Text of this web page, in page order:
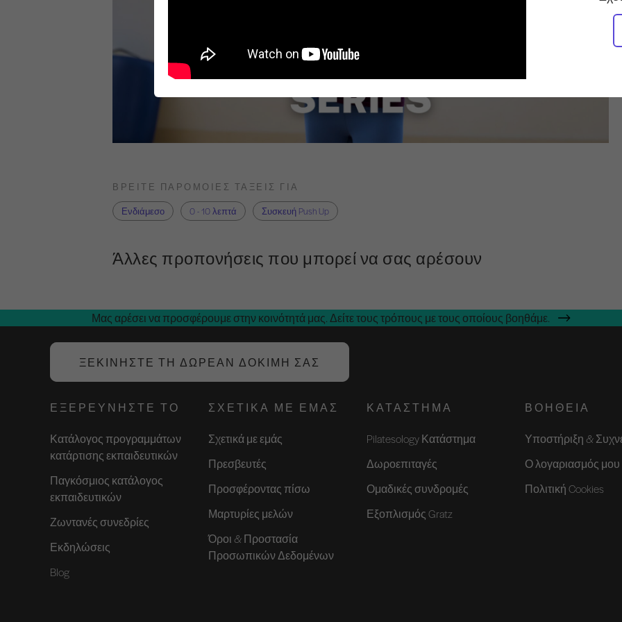
ΒΡΕΊΤΕ ΠΑΡΌΜΟΙΕΣ ΤΆΞΕΙΣ ΓΙΑ
Ενδιάμεσο
0 - 10 λεπτά Συσκευή Push Up
Άλλες προπονήσεις που μπορεί να σας αρέσουν
Μας αρέσει να προσφέρουμε στην κοινότητά μας. Δείτε τους τρόπους με τους οποίους βοηθάμε.
ΞΕΚΙΝΉΣΤΕ ΤΗ ΔΩΡΕΆΝ ΔΟΚΙΜΉ ΣΑΣ
ΕΞΕΡΕΥΝΉΣΤΕ ΤΟ
Κατάλογος προγραμμάτων
κατάρτισης εκπαιδευτικών
Παγκόσμιος κατάλογος
εκπαιδευτικών
Ζωντανές συνεδρίες
Εκδηλώσεις
Blog
ΣΧΕΤΙΚΆ ΜΕ ΕΜΆΣ
Σχετικά με εμάς
Πρεσβευτές
Προσφέροντας πίσω
Μαρτυρίες μελών
Όροι & Προστασία
Προσωπικών Δεδομένων
ΚΑΤΆΣΤΗΜΑ
Pilatesology Κατάστημα
Δωροεπιταγές
Ομαδικές συνδρομές
Εξοπλισμός Gratz
ΒΟΉΘΕΙΑ
Υποστήριξη &
Ο λογαριασμός μου
Πολιτική Cookies